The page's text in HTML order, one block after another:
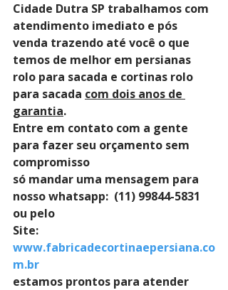
Cidade Dutra SP trabalhamos com
atendimento imediato e pós
venda trazendo até você o que
temos de melhor em persianas
rolo para sacada e cortinas rolo
para sacada com dois anos de
garantia.
Entre em contato com a gente
para fazer seu orçamento sem
compromisso
só mandar uma mensagem para
nosso whatsapp:  (11) 99844-5831
ou pelo
Site:
www.fabricadecortinaepersiana.co
m.br
estamos prontos para atender